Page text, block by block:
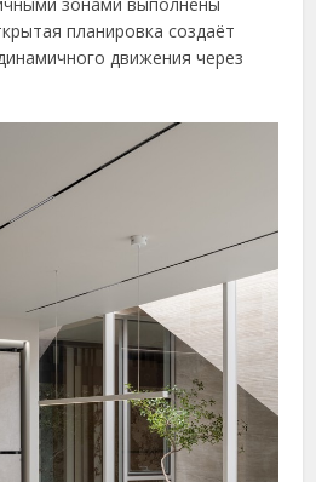
планировка создаёт
движения через